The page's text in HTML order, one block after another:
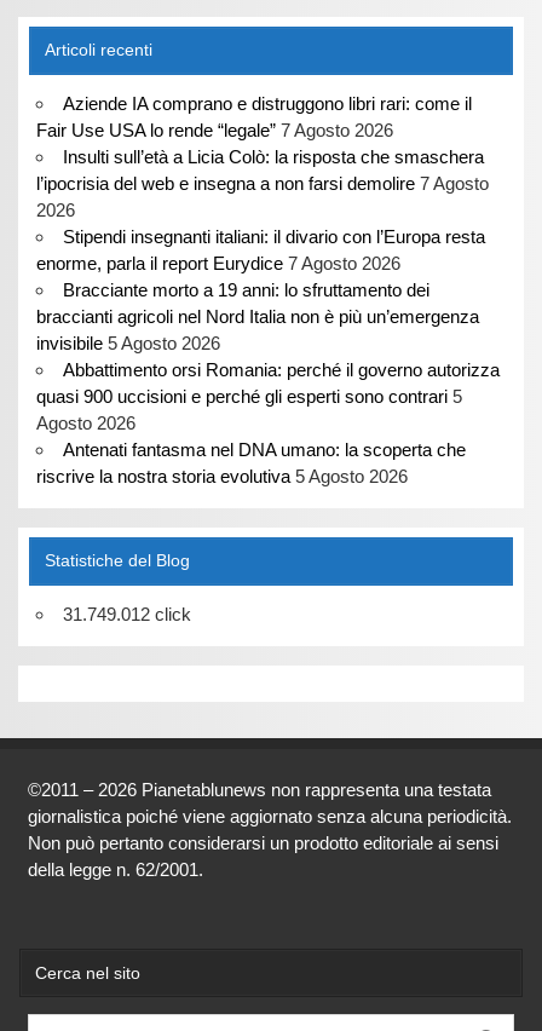
Articoli recenti
Aziende IA comprano e distruggono libri rari: come il
Fair Use USA lo rende “legale” 7 Agosto 2026
Insulti sull’età a Licia Colò: la risposta che smaschera
l’ipocrisia del web e insegna a non farsi demolire 7 Agosto
2026
Stipendi insegnanti italiani: il divario con l’Europa resta
enorme, parla il report Eurydice 7 Agosto 2026
Bracciante morto a 19 anni: lo sfruttamento dei
braccianti agricoli nel Nord Italia non è più un’emergenza
invisibile 5 Agosto 2026
Abbattimento orsi Romania: perché il governo autorizza
quasi 900 uccisioni e perché gli esperti sono contrari 5
Agosto 2026
Antenati fantasma nel DNA umano: la scoperta che
riscrive la nostra storia evolutiva 5 Agosto 2026
Statistiche del Blog
31.749.012 click
©2011 – 2026 Pianetablunews non rappresenta una testata
giornalistica poiché viene aggiornato senza alcuna periodicità.
Non può pertanto considerarsi un prodotto editoriale ai sensi
della legge n. 62/2001.
Cerca nel sito